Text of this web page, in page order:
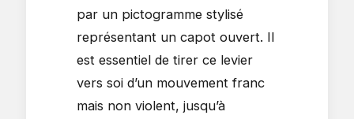
par un pictogramme stylisé
représentant un capot ouvert. Il
est essentiel de tirer ce levier
vers soi d’un mouvement franc
mais non violent, jusqu’à